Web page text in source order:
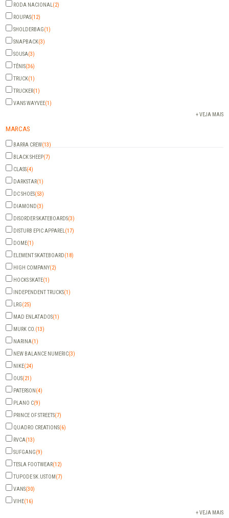
RODA NACIONAL(2)
ROUPAS(12)
SHOLDERBAG(1)
SNAPBACK(3)
SOUSA(3)
TÊNIS(36)
TRUCK(1)
TRUCKER(1)
VANS WAYVEE(1)
+ VEJA MAIS
MARCAS
BARRA CREW(13)
BLACK SHEEP(7)
CLASS(4)
DARKSTAR(1)
DC SHOES(53)
DIAMOND(3)
DISORDER SKATEBOARDS(3)
DISTURB EPIC APPAREL(17)
DOME(1)
ELEMENT SKATEBOARD(18)
HIGH COMPANY(2)
HOCKS SKATE(1)
INDEPENDENT TRUCKS(1)
LRG(25)
MAD ENLATADOS(1)
MURK CO.(13)
NARINA(1)
NEW BALANCE NUMERIC(3)
NIKE(24)
OUS(21)
PATERSON(4)
PLANO C(9)
PRINCE OF STREETS(7)
QUADRO CREATIONS(6)
RVCA(13)
SUFGANG(9)
TESLA FOOTWEAR(12)
TUPODE SK.USTOM(7)
VANS(30)
VIHE(16)
+ VEJA MAIS